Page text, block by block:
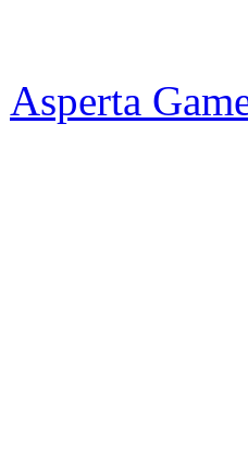
Asperta